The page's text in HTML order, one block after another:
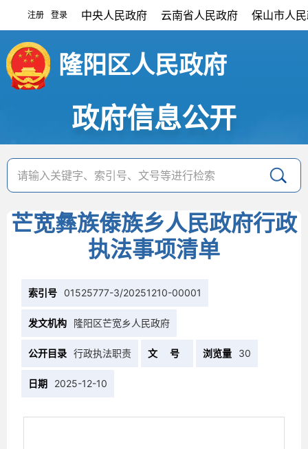
注册 登录 中央人民政府 云南省人民政府 保山市人
隆阳区人民政府
政府信息公开
芒宽彝族傣族乡人民政府行政
执法事项清单
索引号 01525777-3/20251210-00001
发文机构 隆阳区芒宽乡人民政府
公开目录 行政执法职责 文 号 浏览量 30
日期 2025-12-10